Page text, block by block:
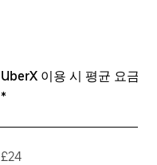
UberX 이용 시 평균 요금
*
£24